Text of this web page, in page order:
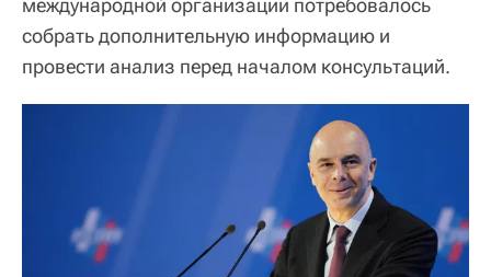
собрать дополнительную информацию и
провести анализ перед началом консультаций.